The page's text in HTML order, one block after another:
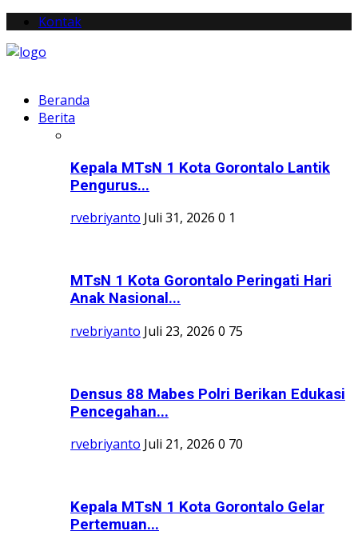
Kontak
Beranda
Berita
Kepala MTsN 1 Kota Gorontalo Lantik
Pengurus...
rvebriyanto Juli 31, 2026 0 1
MTsN 1 Kota Gorontalo Peringati Hari
Anak Nasional...
rvebriyanto Juli 23, 2026 0 75
Densus 88 Mabes Polri Berikan Edukasi
Pencegahan...
rvebriyanto Juli 21, 2026 0 70
Kepala MTsN 1 Kota Gorontalo Gelar
Pertemuan...